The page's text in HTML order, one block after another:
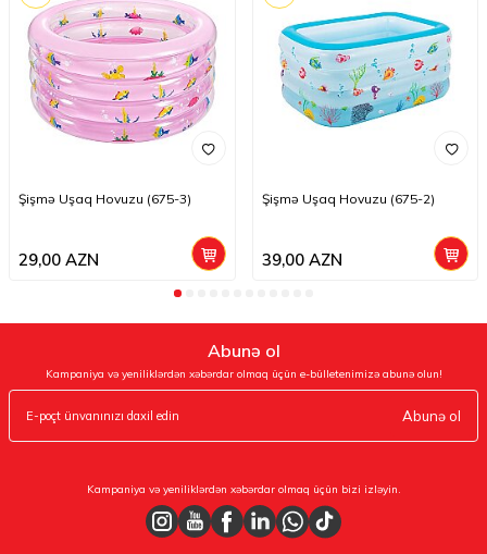
Şişmə Uşaq Hovuzu (675-3)
29,00 AZN
Şişmə Uşaq Hovuzu (675-2)
39,00AZN
Abunə ol
Kampaniya və yeniliklərdən xəbərdar olmaq üçün e-bülletenimizə abunə olun!
Abunə ol
Kampaniya və yeniliklərdən xəbərdar olmaq üçün bizi izləyin.